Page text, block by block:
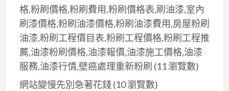
格,粉刷價格,粉刷費用,粉刷價格表,刷油漆,室內
刷漆價格,粉刷油漆價格,粉刷油漆費用,房屋粉刷
油漆,粉刷工程價目表,粉刷工程價格,粉刷工程推
薦,油漆粉刷價格,油漆報價,油漆施工價格,油漆
服務,油漆行情,壁癌處理重新粉刷 (11 瀏覽數)
網站變慢先別急著花錢(10 瀏覽數)